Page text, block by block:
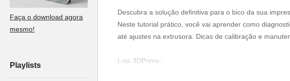
Faça o download agora
mesmo!
Playlists
Descubra a solução definitiva para o bico da sua
Neste tutorial prático, você vai aprender como
até ajustes na extrusora. Dicas de calibração e
Loja 3DPrime: